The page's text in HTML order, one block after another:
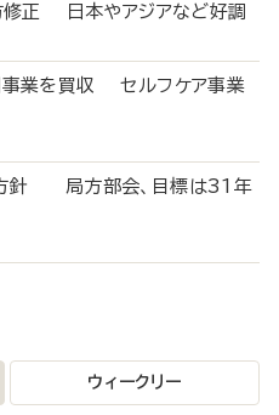
修正 日本やアジアなど好調
事業を買収 セルフケア事業
方針 局方部会、目標は31年
ウィークリー